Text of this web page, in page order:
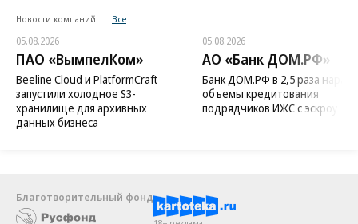
Новости компаний Все
05.08.2026
ПАО «ВымпелКом»
Beeline Cloud и PlatformCraft
запустили холодное S3-
хранилище для архивных
данных бизнеса
05.08.2026
АО «Банк ДОМ.РФ»
Банк ДОМ.РФ в 2,5 раза
объемы кредитования
подрядчиков ИЖС с эскроу
Благотворительный фонд